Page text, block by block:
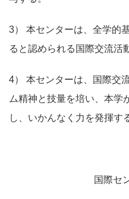
3） 本センターは、全学的
ると認められる国際交流活
4） 本センターは、国際交
ム精神と技量を培い、本学
し、いかんなく力を発揮す
国際セ